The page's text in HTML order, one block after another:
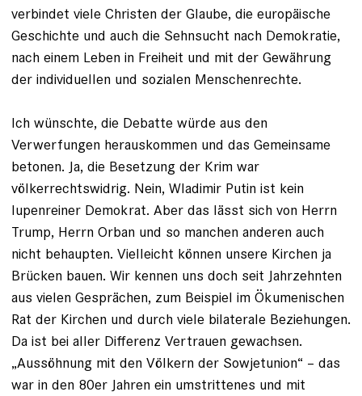
verbindet viele Christen der Glaube, die europäische
Geschichte und auch die Sehnsucht nach Demokratie,
nach einem Leben in Freiheit und mit der Gewährung
der individuellen und sozialen Menschenrechte.
Ich wünschte, die Debatte würde aus den
Verwerfungen herauskommen und das Gemeinsame
betonen. Ja, die Besetzung der Krim war
völkerrechtswidrig. Nein, Wladimir Putin ist kein
lupenreiner Demo­krat. Aber das lässt sich von Herrn
Trump, Herrn Orban und so manchen anderen auch
nicht behaupten. Vielleicht können unsere Kirchen ja
Brücken bauen. Wir kennen uns doch seit Jahrzehnten
aus vielen Gesprächen, zum Beispiel im Ökumenischen
Rat der Kirchen und durch viele bilaterale Beziehungen.
Da ist bei aller Differenz Vertrauen ge­wachsen.
„Aussöhnung mit den Völkern der Sowjet­union“ – das
war in den 80er Jahren ein umstrittenes und mit